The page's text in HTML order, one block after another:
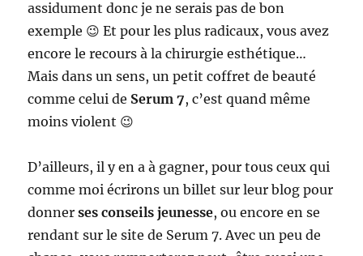
assidument donc je ne serais pas de bon
exemple 😉 Et pour les plus radicaux, vous avez
encore le recours à la chirurgie esthétique…
Mais dans un sens, un petit coffret de beauté
comme celui de Serum 7, c’est quand même
moins violent 😉
D’ailleurs, il y en a à gagner, pour tous ceux qui
comme moi écrirons un billet sur leur blog pour
donnerses conseils jeunesse, ou encore en se
rendant sur le site de Serum 7. Avec un peu de